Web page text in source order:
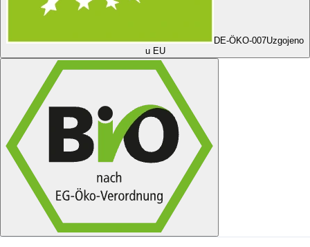
DE-ÖKO-007Uzgojeno
u EU